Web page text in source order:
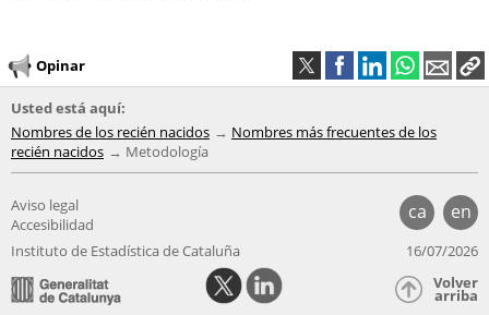
Opinar
Usted está aquí:
Nombres de los recién nacidos
Nombres más frecuentes de los
recién nacidos
Metodología
ca en
Aviso legal
Accesibilidad
Instituto de Estadística de Cataluña
16/07/2026
Volver
arriba